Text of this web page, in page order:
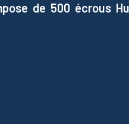
de 500 écrous